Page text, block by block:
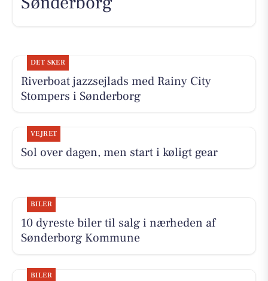
DET SKER
Riverboat jazzsejlads med Rainy City
Stompers i Sønderborg
VEJRET
Sol over dagen, men start i køligt gear
BILER
10 dyreste biler til salg i nærheden af
Sønderborg Kommune
BILER